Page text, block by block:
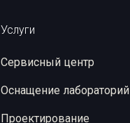
Услуги
Сервисный центр
Оснащение лабораторий
Проектирование